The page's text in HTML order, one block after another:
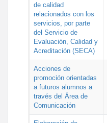
de calidad
relacionados con los
servicios, por parte
del Servicio de
Evaluación, Calidad y
Acreditación (SECA)
Acciones de
promoción orientadas
a futuros alumnos a
través del Área de
Comunicación